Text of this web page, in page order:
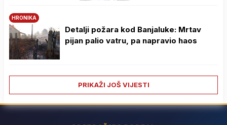
HRONIKA
Detalji požara kod Banjaluke: Mrtav
pijan palio vatru, pa napravio haos
PRIKAŽI JOŠ VIJESTI